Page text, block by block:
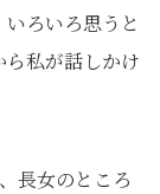
ろいろ思うと
私が話しかけ
長女のところ